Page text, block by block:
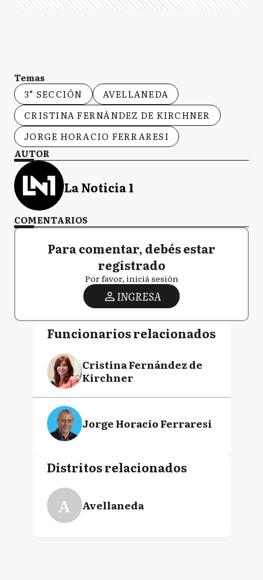
Temas
3° SECCIÓN
AVELLANEDA
CRISTINA FERNÁNDEZ DE KIRCHNER
JORGE HORACIO FERRARESI
AUTOR
La Noticia 1
COMENTARIOS
Para comentar, debés estar
registrado
Por favor, iniciá sesión
INGRESA
Funcionarios relacionados
Cristina Fernández de
Kirchner
Jorge Horacio Ferraresi
Distritos relacionados
A Avellaneda